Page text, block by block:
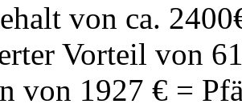
von ca.
Vorteil von
von 1927 € =